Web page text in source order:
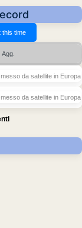
Agg.
da satellite in Europa
da satellite in Europa